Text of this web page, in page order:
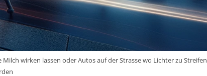
wirken lassen oder Autos auf der Strasse wo Lichter zu Streifen